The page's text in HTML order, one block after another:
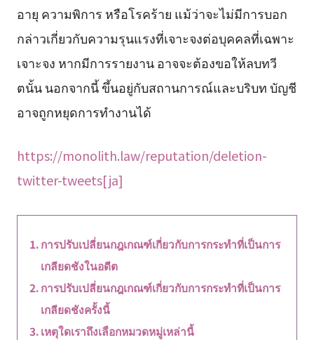
อายุ ความพิการ หรือโรคร้าย แม้ว่าจะไม่มีการบอก
กล่าวเกี่ยวกับความรุนแรงที่เจาะจงต่อบุคคลที่เฉพาะ
เจาะจง หากมีการรายงาน อาจจะต้องขอให้ลบทวี
ตนั้น นอกจากนี้ ขึ้นอยู่กับสถานการณ์และบริบท บัญชี
อาจถูกหยุดการทำงานได้
https://monolith.law/reputation/deletion-
twitter-tweets[ja]
การปรับเปลี่ยนกฎเกณฑ์เกี่ยวกับการกระทำที่เป็นการ
เกลียดชังในอดีต
การปรับเปลี่ยนกฎเกณฑ์เกี่ยวกับการกระทำที่เป็นการ
เกลียดชังครั้งนี้
เหตุใดเราถึงเลือกหมวดหมู่เหล่านี้